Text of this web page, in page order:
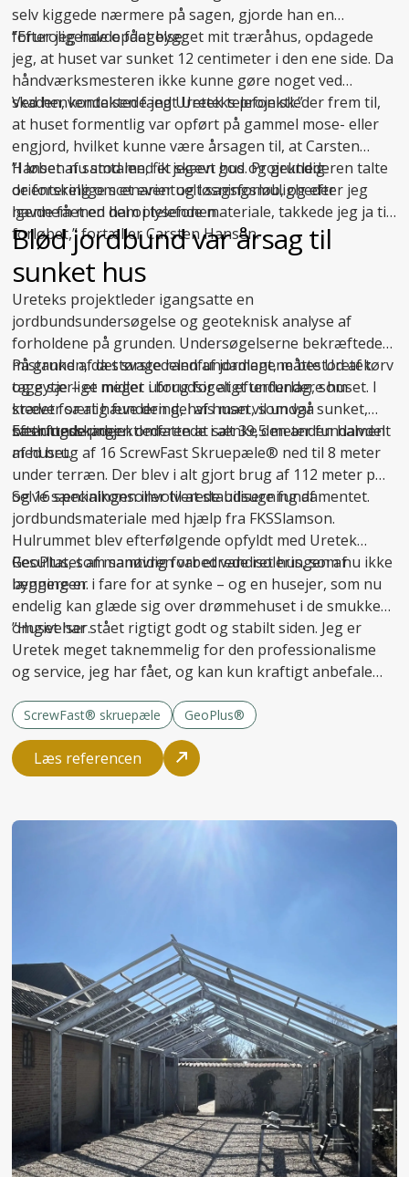
selv kiggede nærmere på sagen, gjorde han en
foruroligende opdagelse:
”Efter jeg havde fået bygget mit træråhus, opdagede
jeg, at huset var sunket 12 centimeter i den ene side. Da
håndværksmesteren ikke kunne gøre noget ved
skaden, kontaktede jeg Uretek telefonisk.”
Ved henvendelsen fandt Ureteks projektleder frem til,
at huset formentlig var opført på gammel mose- eller
engjord, hvilket kunne være årsagen til, at Carsten
Hansen nu stod med et skævt hus. Projektlederen talte
de forskellige scenarier og løsningsmuligheder
igennem med ham i telefonen.
”I løbet af samtalen, fik jeg en god og grundig
orientering om et eventuelt sagsforløb, og efter jeg
havde fået en del oplysende materiale, takkede jeg ja til
forløbet,” fortæller Carsten Hansen.
Blød jordbund var årsag til
sunket hus
Ureteks projektleder igangsatte en
jordbundsundersøgelse og geoteknisk analyse af
forholdene på grunden. Undersøgelserne bekræftede
mistanken, da størstedelen af jordlagene bestod af tørv
og gytje – et meget uforudsigeligt underlag, som
kræver særlig fundering, hvis man vil undgå
sætningsskader.
På grund af det svage randfundament, måtte Uretek
tage særlige midler i brug for atefterfunderehuset. I
stedet for at hæve den del af huset, som var sunket,
besluttede projektlederen at sænke den anden halvdel
af huset.
Efterfunderingen omfattede i alt 39,5 meter fundament
med brug af 16 ScrewFast Skruepæle® ned til 8 meter
under terræn. Der blev i alt gjort brug af 112 meter pæl
og 16 specialkonsoller til atstabilisere fundamentet.
Selve sænkningen involverede udsugning af
jordbundsmateriale med hjælp fra FKSSlamson.
Hulrummet blev efterfølgende opfyldt med Uretek
GeoPlus, som samtidig forbedrede isoleringen af
bygningen.
Resultatet af manøvren var et vandret hus, som nu ikke
længere er i fare for at synke – og en husejer, som nu
endelig kan glæde sig over drømmehuset i de smukke
omgivelser.
”Huset har stået rigtigt godt og stabilt siden. Jeg er
Uretek meget taknemmelig for den professionalisme
og service, jeg har fået, og kan kun kraftigt anbefale
ScrewFast® skruepæle GeoPlus®
Læs referencen